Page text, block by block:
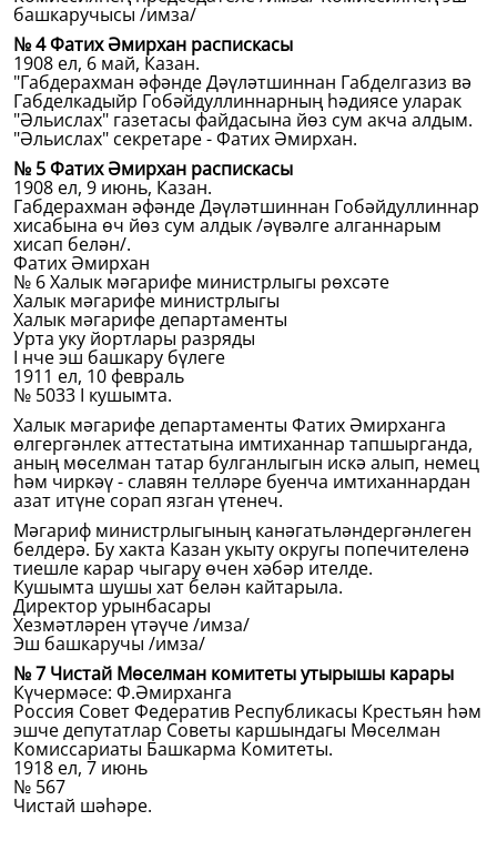
башкаручысы /имза/
№ 4 Фатих Әмирхан распискасы
1908 ел, 6 май, Казан.
"Габдерахман әфәнде Дәүләтшиннан Габделгазиз вә
Габделкадыйр Гобәйдуллиннарның һәдиясе уларак
"Әльислах" газетасы файдасына йөз сум акча алдым.
"Әльислах" секретаре - Фатих Әмирхан.
№ 5 Фатих Әмирхан распискасы
1908 ел, 9 июнь, Казан.
Габдерахман әфәнде Дәүләтшиннан Гобәйдуллиннар
хисабына өч йөз сум алдык /әүвәлге алганнарым
хисап белән/.
Фатих Әмирхан
№ 6 Халык мәгарифе министрлыгы рөхсәте
Халык мәгарифе министрлыгы
Халык мәгарифе департаменты
Урта уку йортлары разряды
I нче эш башкару бүлеге
1911 ел, 10 февраль
№ 5033 I кушымта.
Халык мәгарифе департаменты Фатих Әмирханга
өлгергәнлек аттестатына имтиханнар тапшырганда,
аның мөселман татар булганлыгын искә алып, немец
һәм чиркәү - славян телләре буенча имтиханнардан
азат итүне сорап язган үтенеч.
Мәгариф министрлыгының канәгатьләндергәнлеген
белдерә. Бу хакта Казан укыту округы попечителенә
тиешле карар чыгару өчен хәбәр ителде.
Кушымта шушы хат белән кайтарыла.
Директор урынбасары
Хезмәтләрен үтәүче /имза/
Эш башкаручы /имза/
№ 7 Чистай Мөселман комитеты утырышы карары
Күчермәсе: Ф.Әмирханга
Россия Совет Федератив Республикасы Крестьян һәм
эшче депутатлар Советы каршындагы Мөселман
Комиссариаты Башкарма Комитеты.
1918 ел, 7 июнь
№ 567
Чистай шәһәре.